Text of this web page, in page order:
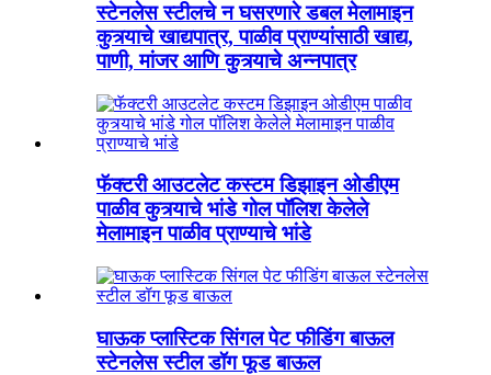
स्टेनलेस स्टीलचे न घसरणारे डबल मेलामाइन
कुत्र्याचे खाद्यपात्र, पाळीव प्राण्यांसाठी खाद्य,
पाणी, मांजर आणि कुत्र्याचे अन्नपात्र
फॅक्टरी आउटलेट कस्टम डिझाइन ओडीएम
पाळीव कुत्र्याचे भांडे गोल पॉलिश केलेले
मेलामाइन पाळीव प्राण्याचे भांडे
घाऊक प्लास्टिक सिंगल पेट फीडिंग बाऊल
स्टेनलेस स्टील डॉग फूड बाऊल